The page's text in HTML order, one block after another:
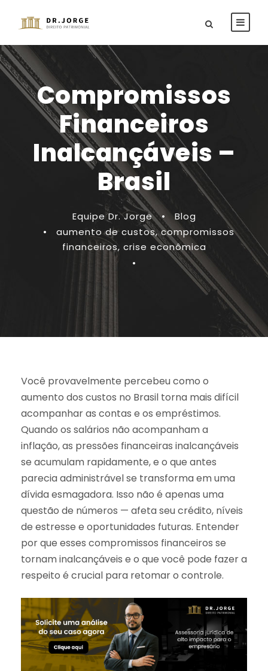
Compromissos
Financeiros
Inalcançáveis –
Brasil
Equipe Dr. Jorge •
Blog
•
aumento de custos, compromissos
financeiros, crise econômica
•
Você provavelmente percebeu como o
aumento dos custos no Brasil torna mais difícil
acompanhar as contas e os empréstimos.
Quando os salários não acompanham a
inflação, as pressões financeiras inalcançáveis
se acumulam rapidamente, e o que antes
parecia administrável se transforma em uma
dívida esmagadora. Isso não é apenas uma
questão de números — afeta seu crédito, níveis
de estresse e oportunidades futuras. Entender
por que esses compromissos financeiros se
tornam inalcançáveis e o que você pode fazer a
respeito é crucial para retomar o controle.